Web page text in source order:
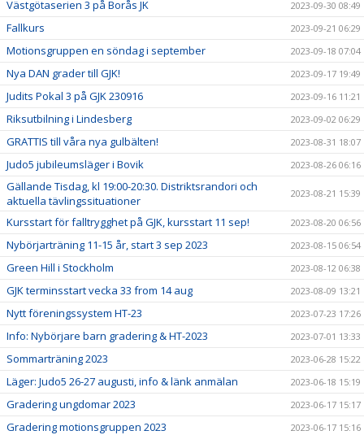
Västgötaserien 3 på Borås JK 2023-09-30 08:49
Fallkurs 2023-09-21 06:29
Motionsgruppen en söndag i september 2023-09-18 07:04
Nya DAN grader till GJK! 2023-09-17 19:49
Judits Pokal 3 på GJK 230916 2023-09-16 11:21
Riksutbilning i Lindesberg 2023-09-02 06:29
GRATTIS till våra nya gulbälten! 2023-08-31 18:07
Judo5 jubileumsläger i Bovik 2023-08-26 06:16
Gällande Tisdag, kl 19:00-20:30. Distriktsrandori och
aktuella tävlingssituationer
2023-08-21 15:39
Kursstart för falltrygghet på GJK, kursstart 11 sep! 2023-08-20 06:56
Nybörjarträning 11-15 år, start 3 sep 2023 2023-08-15 06:54
Green Hill i Stockholm 2023-08-12 06:38
GJK terminsstart vecka 33 from 14 aug 2023-08-09 13:21
Nytt föreningssystem HT-23 2023-07-23 17:26
Info: Nybörjare barn gradering & HT-2023 2023-07-01 13:33
Sommarträning 2023 2023-06-28 15:22
Läger: Judo5 26-27 augusti, info & länk anmälan 2023-06-18 15:19
Gradering ungdomar 2023 2023-06-17 15:17
Gradering motionsgruppen 2023 2023-06-17 15:16